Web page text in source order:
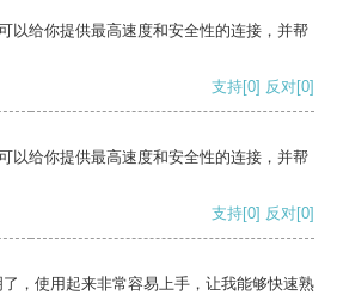
以给你提供最高速度和安全性的连接，并帮
支持[0] 反对[0]
以给你提供最高速度和安全性的连接，并帮
支持[0] 反对[0]
，使用起来非常容易上手，让我能够快速熟